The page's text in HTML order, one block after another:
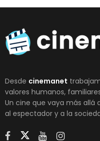
Desde cinemanet
valores humanos,
Un cine que vaya más
al espectador y a la